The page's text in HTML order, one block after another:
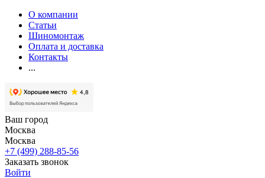
О компании
Статьи
Шиномонтаж
Оплата и доставка
Контакты
...
Ваш город
Москва
Москва
+7 (499) 288-85-56
Заказать звонок
Войти